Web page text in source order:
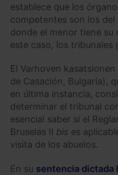
establece que los
competentes son los del
donde el menor tiene su
este caso, los tribunales
El Varhoven
de Casación, Bulgaria),
en última instancia,
determinar el tribunal
esencial saber si el
Bruselas II bis es
visita de los abuelos.
En su sentencia dictada